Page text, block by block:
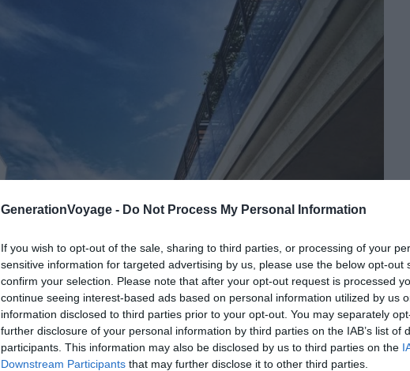
GenerationVoyage - Do Not Process My Personal Information
If you wish to opt-out of the sale, sharing to third parties, or processing of your
sensitive information for targeted advertising by us, please use the below opt-out
confirm your selection. Please note that after your opt-out request is processed
continue seeing interest-based ads based on personal information utilized by us
information disclosed to third parties prior to your opt-out. You may separately
further disclosure of your personal information by third parties on the IAB’s list of
participants. This information may also be disclosed by us to third parties on the
Downstream Participants that may further disclose it to other third parties.
Crédit photo : Instagram – jose_miguel_nuevalos